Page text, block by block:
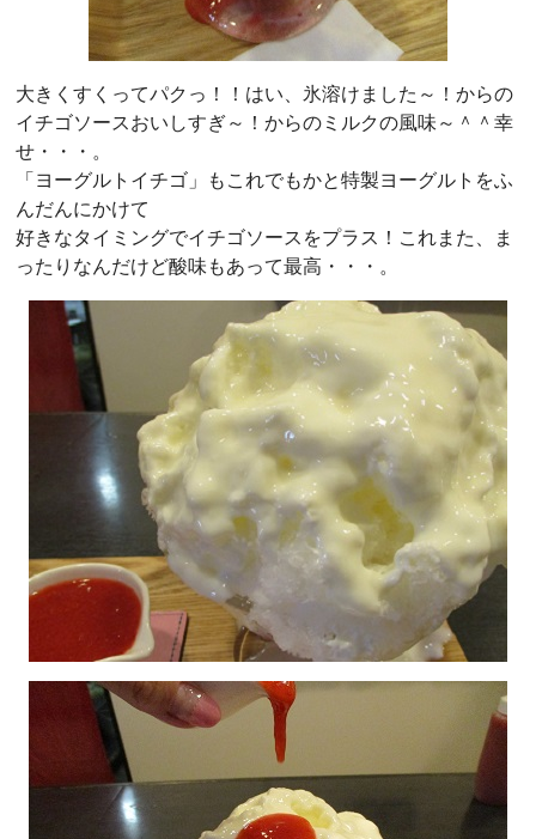
大きくすくってパクっ！！はい、氷溶けました～！からの
イチゴソースおいしすぎ～！からのミルクの風味～＾＾幸
せ・・・。
「ヨーグルトイチゴ」もこれでもかと特製ヨーグルトをふ
んだんにかけて
好きなタイミングでイチゴソースをプラス！これまた、ま
ったりなんだけど酸味もあって最高・・・。